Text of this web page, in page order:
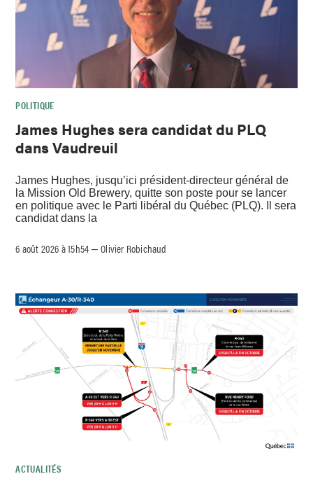
POLITIQUE
James Hughes sera candidat du PLQ
dans Vaudreuil
James Hughes, jusqu’ici président-directeur général de
la Mission Old Brewery, quitte son poste pour se lancer
en politique avec le Parti libéral du Québec (PLQ). Il sera
candidat dans la
6 août 2026 à 15h54 –Olivier Robichaud
ACTUALITÉS